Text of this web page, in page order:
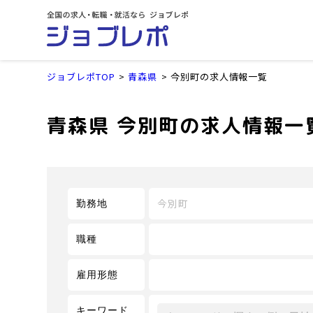
ジョブレポTOP 青森県 今別町の求人情報一覧
青森県 今別町の求人情報一
勤務地 今別町
職種
雇用形態
キーワード